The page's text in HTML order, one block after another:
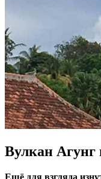
Вулкан Агунг